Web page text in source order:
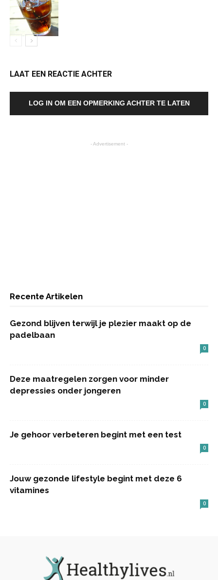
LAAT EEN REACTIE ACHTER
LOG IN OM EEN OPMERKING ACHTER TE LATEN
- Advertisement -
Recente Artikelen
Gezond blijven terwijl je plezier maakt op de
padelbaan
0
Deze maatregelen zorgen voor minder
depressies onder jongeren
0
Je gehoor verbeteren begint met een test
0
Jouw gezonde lifestyle begint met deze 6
vitamines
0